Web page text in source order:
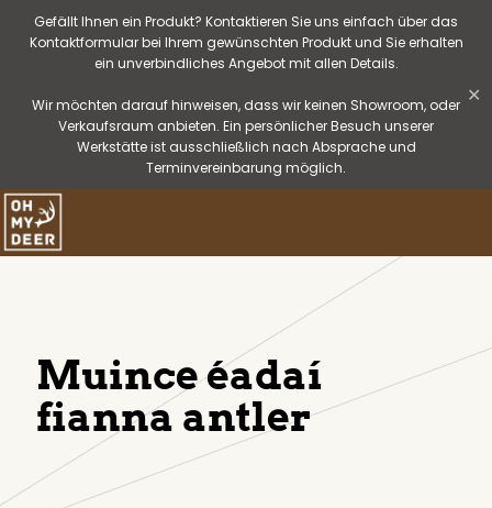
Gefällt Ihnen ein Produkt? Kontaktieren Sie uns einfach über das
Kontaktformular bei Ihrem gewünschten Produkt und Sie erhalten
ein unverbindliches Angebot mit allen Details.
Wir möchten darauf hinweisen, dass wir keinen Showroom, oder
Verkaufsraum anbieten. Ein persönlicher Besuch unserer
Werkstätte ist ausschließlich nach Absprache und
Terminvereinbarung möglich.
✕
Muince éadaí
fianna antler